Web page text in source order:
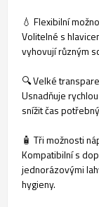
💧 Flexibilní
Volitelné s
vyhovují různým
🔍 Velké
Usnadňuje
snížit čas
🧴 Tři možnosti
Kompatibilní s
jednorázovými
hygieny.